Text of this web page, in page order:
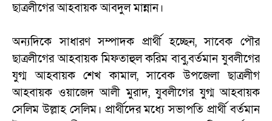
ছাত্রলীগের আহবায়ক আবদুল মান্নান।
অন্যদিকে সাধারণ সম্পাদক প্রার্থী হচ্ছেন, সাবেক পৌর
ছাত্রলীগের আহবায়ক মিফতাহুল করিম বাবু,বর্তমান যুবলীগের
যুগ্ম আহবায়ক শেখ কামাল, সাবেক উপজেলা ছাত্রলীগ
আহবায়ক ওয়াজেদ আলী মুরাদ, যুবলীগের যুগ্ম আহবায়ক
সেলিম উল্লাহ সেলিম। প্রার্থীদের মধ্যে সভাপতি প্রার্থী বর্তমান